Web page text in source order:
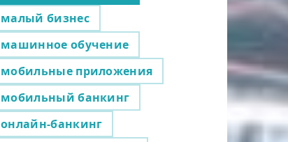
малый бизнес
машинное обучение
мобильные приложения
мобильный банкинг
онлайн-банкинг